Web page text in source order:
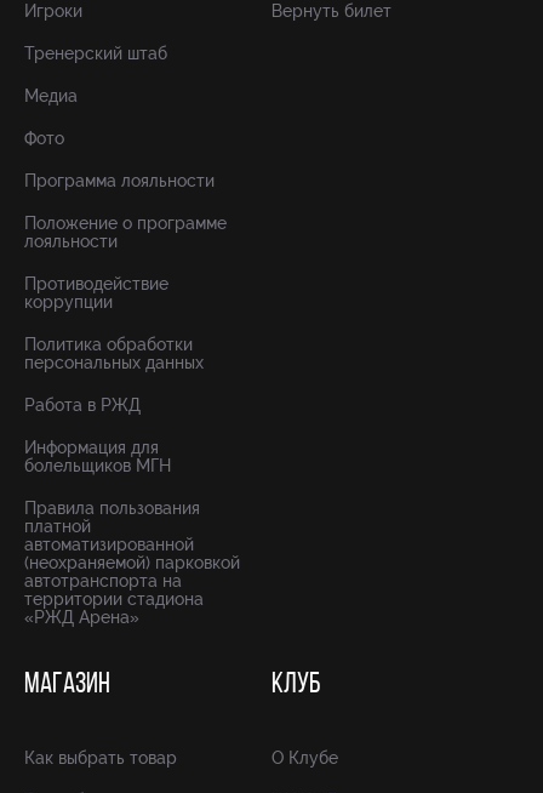
Игроки
Тренерский штаб
Медиа
Фото
Программа лояльности
Положение о программе
лояльности
Противодействие
коррупции
Политика обработки
персональных данных
Работа в РЖД
Информация для
болельщиков МГН
Правила пользования
платной
автоматизированной
(неохраняемой) парковкой
автотранспорта на
территории стадиона
«РЖД Арена»
Вернуть билет
МАГАЗИН
Как выбрать товар
КЛУБ
О Клубе